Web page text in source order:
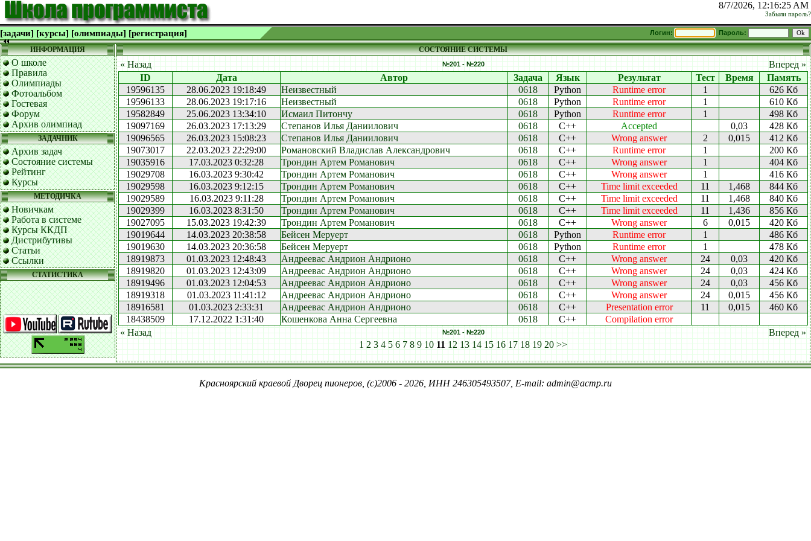
8/7/2026, 12:16:25 AM
Забыли пароль?
[задачи] [курсы] [олимпиады] [регистрация] Логин: Пароль:
ИНФОРМАЦИЯ
О школе
Правила
Олимпиады
Фотоальбом
Гостевая
Форум
Архив олимпиад
ЗАДАЧНИК
Архив задач
Состояние системы
Рейтинг
Курсы
МЕТОДИЧКА
Новичкам
Работа в системе
Курсы ККДП
Дистрибутивы
Статьи
Ссылки
СТАТИСТИКА
СОСТОЯНИЕ СИСТЕМЫ
« Назад №201 - №220
Вперед »
ID
Дата Автор Задача Язык Результат Тест Время
Память
19596135
28.06.2023 19:18:49 Неизвестный 0618 Python Runtime error 1
626 Кб
19596133
28.06.2023 19:17:16 Неизвестный 0618 Python Runtime error 1
610 Кб
19582849
25.06.2023 13:34:10 Исмаил Питончу 0618 Python Runtime error 1
498 Кб
19097169
26.03.2023 17:13:29 Степанов Илья Даниилович 0618 C++ Accepted 0,03
428 Кб
19096565
26.03.2023 15:08:23 Степанов Илья Даниилович 0618 C++ Wrong answer 2 0,015
412 Кб
19073017
22.03.2023 22:29:00 Романовский Владислав Александрович 0618 C++ Runtime error 1
200 Кб
19035916
17.03.2023 0:32:28 Трондин Артем Романович 0618 C++ Wrong answer 1
404 Кб
19029708
16.03.2023 9:30:42 Трондин Артем Романович 0618 C++ Wrong answer 1
416 Кб
19029598
16.03.2023 9:12:15 Трондин Артем Романович 0618 C++ Time limit exceeded 11 1,468
844 Кб
19029589
16.03.2023 9:11:28 Трондин Артем Романович 0618 C++ Time limit exceeded 11 1,468
840 Кб
19029399
16.03.2023 8:31:50 Трондин Артем Романович 0618 C++ Time limit exceeded 11 1,436
856 Кб
19027095
15.03.2023 19:42:39 Трондин Артем Романович 0618 C++ Wrong answer 6 0,015
420 Кб
19019644
14.03.2023 20:38:58 Бейсен Меруерт 0618 Python Runtime error 1
486 Кб
19019630
14.03.2023 20:36:58 Бейсен Меруерт 0618 Python Runtime error 1
478 Кб
18919873
01.03.2023 12:48:43 Андреевас Андрион Андрионо 0618 C++ Wrong answer 24 0,03
420 Кб
18919820
01.03.2023 12:43:09 Андреевас Андрион Андрионо 0618 C++ Wrong answer 24 0,03
424 Кб
18919496
01.03.2023 12:04:53 Андреевас Андрион Андрионо 0618 C++ Wrong answer 24 0,03
456 Кб
18919318
01.03.2023 11:41:12 Андреевас Андрион Андрионо 0618 C++ Wrong answer 24 0,015
456 Кб
18916581
01.03.2023 2:33:31 Андреевас Андрион Андрионо 0618 C++ Presentation error 11 0,015
460 Кб
18438509
17.12.2022 1:31:40 Кошенкова Анна Сергеевна 0618 C++
Compilation error
« Назад
№201 - №220
Вперед »
1 2 3 4 5 6 7 8 9 10 11 12 13 14 15 16 17 18 19 20 >>
Красноярский краевой Дворец пионеров, (c)2006 - 2026, ИНН 246305493507, E-mail: admin@acmp.ru